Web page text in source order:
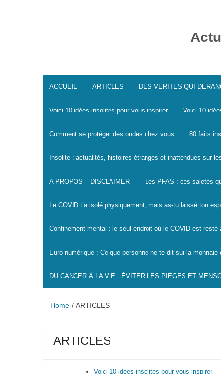
ACCUEIL ARTICLES DES VERITES QUI
Voici 10 idées insolites pour vous inspirer Voici 10
Comment se protéger des ondes chez vous 80 faits
Insolite : actualités, histoires étranges et inattendues sur
A PROPOS – DISCLAIMER Les PFAS : ces saletés
Le COVID t’a isolé physiquement, mais as-tu laissé ton
Confinement mental : le seul endroit où le COVID est resté
Euro numérique : Ce que personne ne te dit sur la monnaie
DU CANCER À LA VIE : ÉVITER LES PIÈGES ET
Home ARTICLES
ARTICLES
Voici 10 idées insolites pour vous inspirer